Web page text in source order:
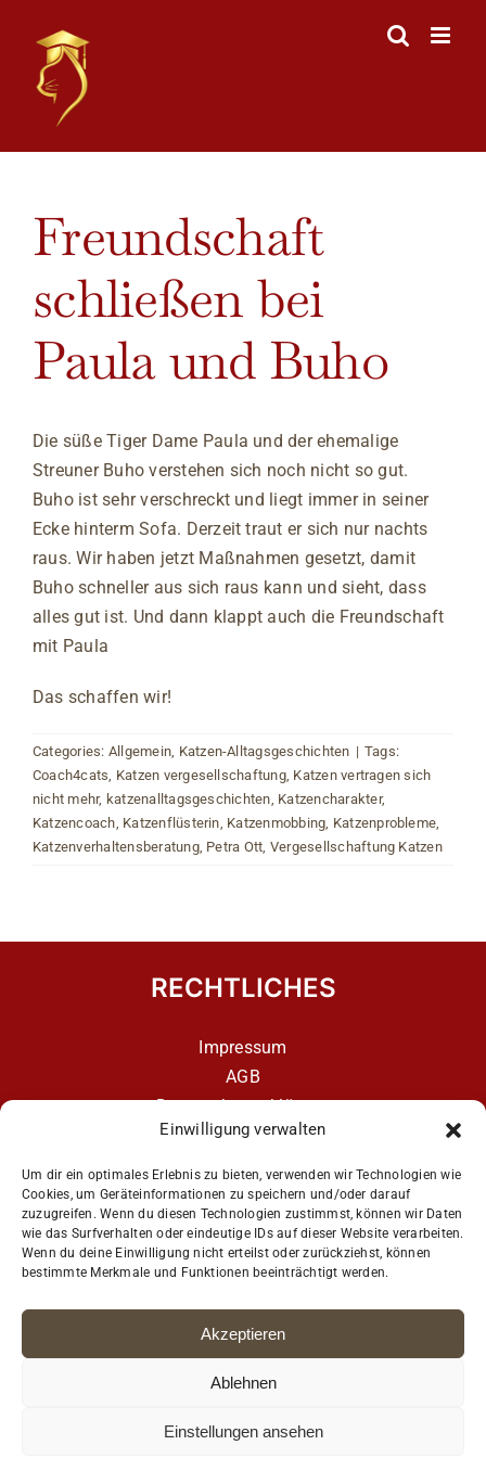
Einwilligung verwalten
Um dir ein optimales Erlebnis zu bieten, verwenden wir Technologien wie
Cookies, um Geräteinformationen zu speichern und/oder darauf
zuzugreifen. Wenn du diesen Technologien zustimmst, können wir Daten
wie das Surfverhalten oder eindeutige IDs auf dieser Website verarbeiten.
Wenn du deine Einwilligung nicht erteilst oder zurückziehst, können
bestimmte Merkmale und Funktionen beeinträchtigt werden.
Akzeptieren
Ablehnen
Einstellungen ansehen
content
Larger
Image
Freundschaft
schließen bei
Paula und Buho
Die süße Tiger Dame Paula und der ehemalige
Streuner Buho verstehen sich noch nicht so gut.
Buho ist sehr verschreckt und liegt immer in seiner
Ecke hinterm Sofa. Derzeit traut er sich nur nachts
raus. Wir haben jetzt Maßnahmen gesetzt, damit
Buho schneller aus sich raus kann und sieht, dass
alles gut ist. Und dann klappt auch die Freundschaft
mit Paula
Das schaffen wir!
Categories: Allgemein, Katzen-Alltagsgeschichten | Tags:
Coach4cats, Katzen vergesellschaftung, Katzen vertragen sich
nicht mehr, katzenalltagsgeschichten, Katzencharakter,
Katzencoach, Katzenflüsterin, Katzenmobbing, Katzenprobleme,
Katzenverhaltensberatung, Petra Ott, Vergesellschaftung Katzen
RECHTLICHES
Impressum
AGB
Datenschutzerklärung
Datenschutzerklärung – aCATemy Katzentraining
App
Get Social